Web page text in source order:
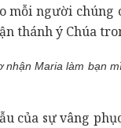
mỗi người chúng
thánh ý Chúa
nhận Maria làm bạn
của sự vâng